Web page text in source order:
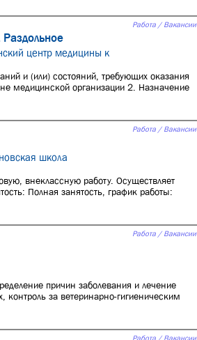
Работа / Вакансии
центр медицины к
и (или) состояний, требующих оказания
медицинской организации 2. Назначение
Работа / Вакансии
школа
внеклассную работу. Осуществляет
Полная занятость, график работы:
Работа / Вакансии
причин заболевания и лечение
за ветеринарно-гигиеническим
Работа / Вакансии